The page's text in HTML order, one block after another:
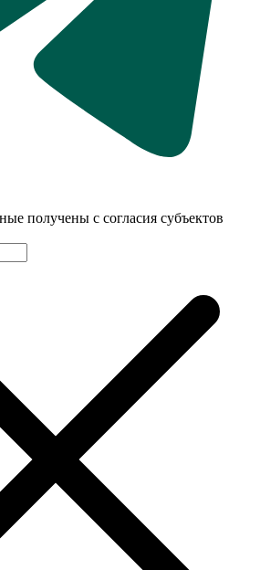
получены с согласия субъектов